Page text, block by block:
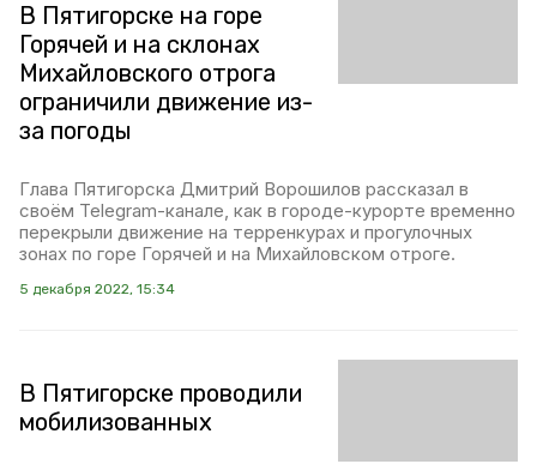
В Пятигорске на горе
Горячей и на склонах
Михайловского отрога
ограничили движение из-
за погоды
Глава Пятигорска Дмитрий Ворошилов рассказал в
своём Telegram-канале, как в городе-курорте временно
перекрыли движение на терренкурах и прогулочных
зонах по горе Горячей и на Михайловском отроге.
5 декабря 2022, 15:34
В Пятигорске проводили
мобилизованных